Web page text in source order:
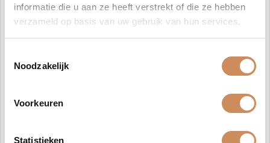
informatie die u aan ze heeft verstrekt of die ze hebben
verzameld op basis van uw gebruik van hun services.
Noodzakelijk
Voorkeuren
Statistieken
Ingrediënten:
Water (Aqua/Eau), Sodium Lauroyl Methyl Isethionate,
Glutamate, Coco-Betaine, Disodium Laureth Sulfosuccinate,
Taurate, Decyl Glucoside, Bis-Aminopropyl Diglycol
Dimaleate, Sodium Lauryl Sulfoacetate, Phenoxyethanol,